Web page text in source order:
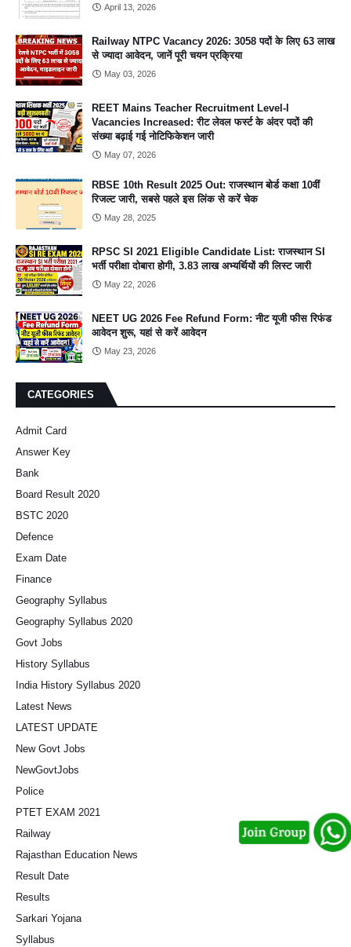
April 13, 2026
Railway NTPC Vacancy 2026: 3058 पदों के लिए 63 लाख
से ज्यादा आवेदन, जानें पूरी चयन प्रक्रिया
May 03, 2026
REET Mains Teacher Recruitment Level-I
Vacancies Increased: रीट लेवल फर्स्ट के अंदर पदों की
संख्या बढ़ाई गई नोटिफिकेशन जारी
May 07, 2026
RBSE 10th Result 2025 Out: राजस्थान बोर्ड कक्षा 10वीं
रिजल्ट जारी, सबसे पहले इस लिंक से करें चेक
May 28, 2025
RPSC SI 2021 Eligible Candidate List: राजस्थान SI
भर्ती परीक्षा दोबारा होगी, 3.83 लाख अभ्यर्थियों की लिस्ट जारी
May 22, 2026
NEET UG 2026 Fee Refund Form: नीट यूजी फीस रिफंड
आवेदन शुरू, यहां से करें आवेदन
May 23, 2026
CATEGORIES
Admit Card
Answer Key
Bank
Board Result 2020
BSTC 2020
Defence
Exam Date
Finance
Geography Syllabus
Geography Syllabus 2020
Govt Jobs
History Syllabus
India History Syllabus 2020
Latest News
LATEST UPDATE
New Govt Jobs
NewGovtJobs
Police
PTET EXAM 2021
Railway
Rajasthan Education News
Result Date
Results
Sarkari Yojana
Syllabus